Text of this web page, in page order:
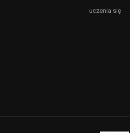
uczenia się